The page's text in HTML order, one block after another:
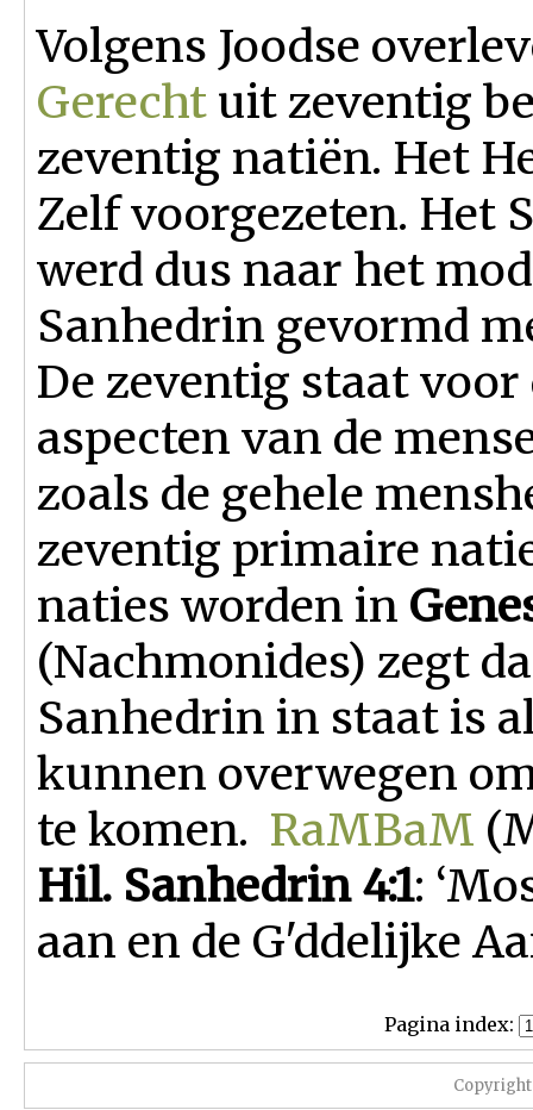
Volgens Joodse
Gerecht uit zeventig
zeventig natiën. Het
Zelf voorgezeten. Het
werd dus naar het
Sanhedrin gevormd
De zeventig staat
aspecten van de
zoals de gehele
zeventig primaire
naties worden in
(Nachmonides) zegt
Sanhedrin in staat is
kunnen overwegen
te komen. RaMBaM
Hil. Sanhedrin 4:1:
aan en de G'ddelijke
Pagina index: